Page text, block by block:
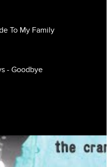
To My Family
- Goodbye